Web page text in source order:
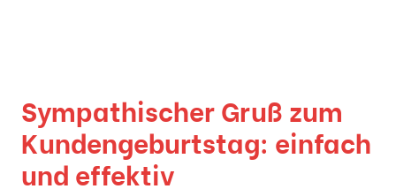
Sympathischer Gruß zum
Kundengeburtstag: einfach
und effektiv